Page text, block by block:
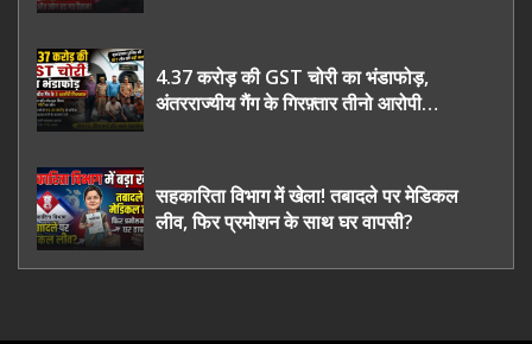
4.37 करोड़ की GST चोरी का भंडाफोड़,
अंतरराज्यीय गैंग के गिरफ़्तार तीनो आरोपी
सहकारिता विभाग में खेला! तबादले पर मेडिकल
लीव, फिर प्रमोशन के साथ घर वापसी?